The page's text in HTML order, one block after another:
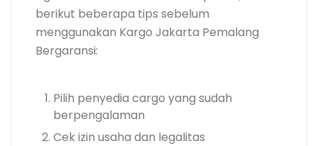
berikut beberapa tips sebelum
menggunakan Kargo Jakarta Pemalang
Bergaransi:
Pilih penyedia cargo yang sudah
berpengalaman
Cek izin usaha dan legalitas